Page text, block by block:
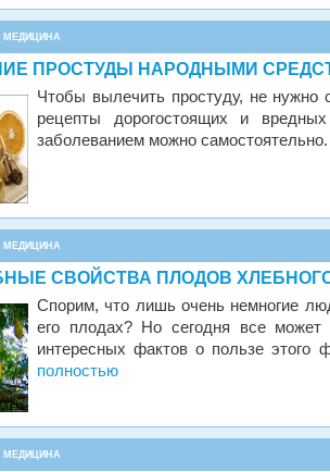
МЕДИЦИНА
ПРОСТУДЫ НАРОДНЫМИ
Чтобы вылечить простуду, не нужно
рецепты дорогостоящих и
заболеванием можно самостоятельно.
МЕДИЦИНА
СВОЙСТВА ПЛОДОВ
Спорим, что лишь очень немногие
его плодах? Но сегодня все может
интересных фактов о пользе этого
полностью
МЕДИЦИНА